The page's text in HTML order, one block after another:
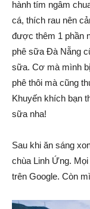
hành tím ngâm
cá, thích rau nên
được thêm 1 phần
phê sữa Đà Nẵng
sữa. Cơ mà mình
phê thôi mà cũng
Khuyến khích bạn
sữa nha!
Sau khi ăn sáng
chùa Linh Ứng.
trên Google. Còn